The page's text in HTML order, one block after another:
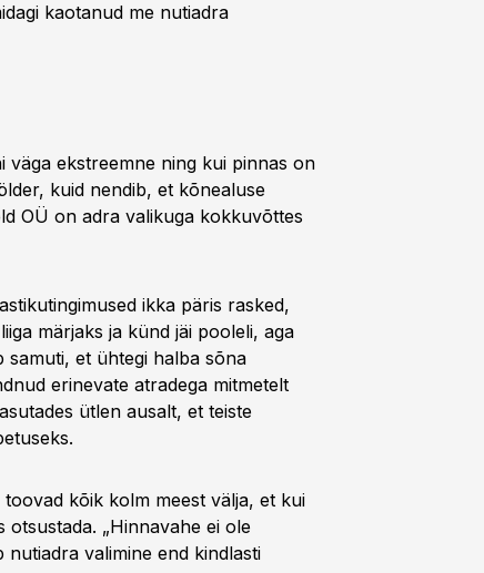
kaotanud me nutiadra
väga ekstreemne ning kui pinnas on
kuid nendib, et kõnealuse
OÜ on adra valikuga kokkuvõttes
ikka päris rasked,
märjaks ja künd jäi pooleli, aga
samuti, et ühtegi halba sõna
erinevate atradega mitmetelt
ütlen ausalt, et teiste
kõik kolm meest välja, et kui
„Hinnavahe ei ole
valimine end kindlasti